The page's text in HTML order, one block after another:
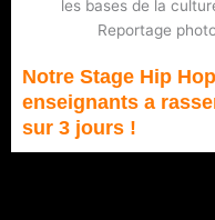
Notre Stage Hip
enseignants a
sur 3 jours !